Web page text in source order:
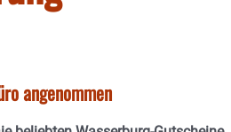
angenommen